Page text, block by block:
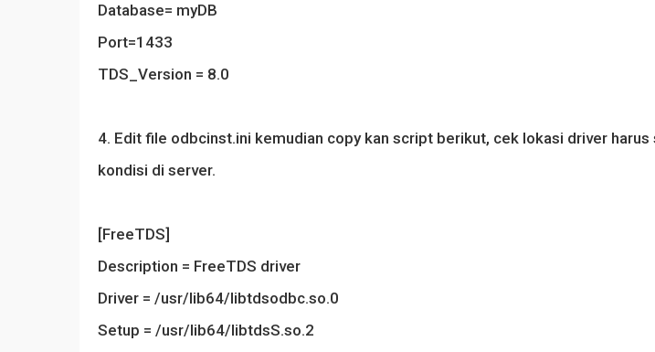
Database= myDB
Port=1433
TDS_Version = 8.0
4. Edit file odbcinst.ini kemudian copy kan script berikut, cek lokasi driver harus
kondisi di server.
[FreeTDS]
Description = FreeTDS driver
Driver = /usr/lib64/libtdsodbc.so.0
Setup = /usr/lib64/libtdsS.so.2